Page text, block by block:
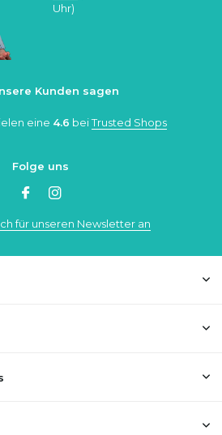
Uhr)
Kunden sagen
eine 4.6 beiTrusted Shops
Folge uns
für unseren Newsletter an